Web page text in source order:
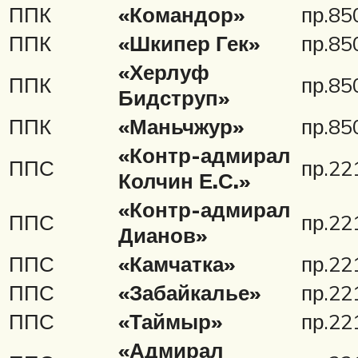
ППК «Командор»
ППК
«Шкипер Гек»
ППК
«Херлуф
Бидструп»
ППК
«Маньчжур»
ППС
«Контр-адмирал
Колчин Е.С.»
ППС
«Контр-адмирал
Дианов»
ППС
«Камчатка»
ППС
«Забайкалье»
ППС
«Таймыр»
«Адмирал